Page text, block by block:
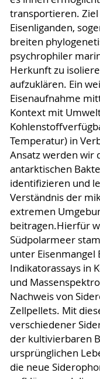
transportieren. Ziel
Eisenliganden,
breiten
psychrophiler
Herkunft zu
aufzuklären. Ein
Eisenaufnahme
Kontext mit
Temperatur) in
Ansatz werden wir
antarktischen
identifizieren und
Verständnis der
extremen
beitragen.Hierfür
Südpolarmeer
unter
Indikatorassays in
und
Nachweis von
Zellpellets. Mit
verschiedener
der kultivierbaren
ursprünglichen
die neue